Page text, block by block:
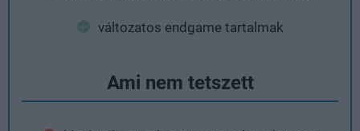
változatos endgame tartalmak
Ami nem tetszett